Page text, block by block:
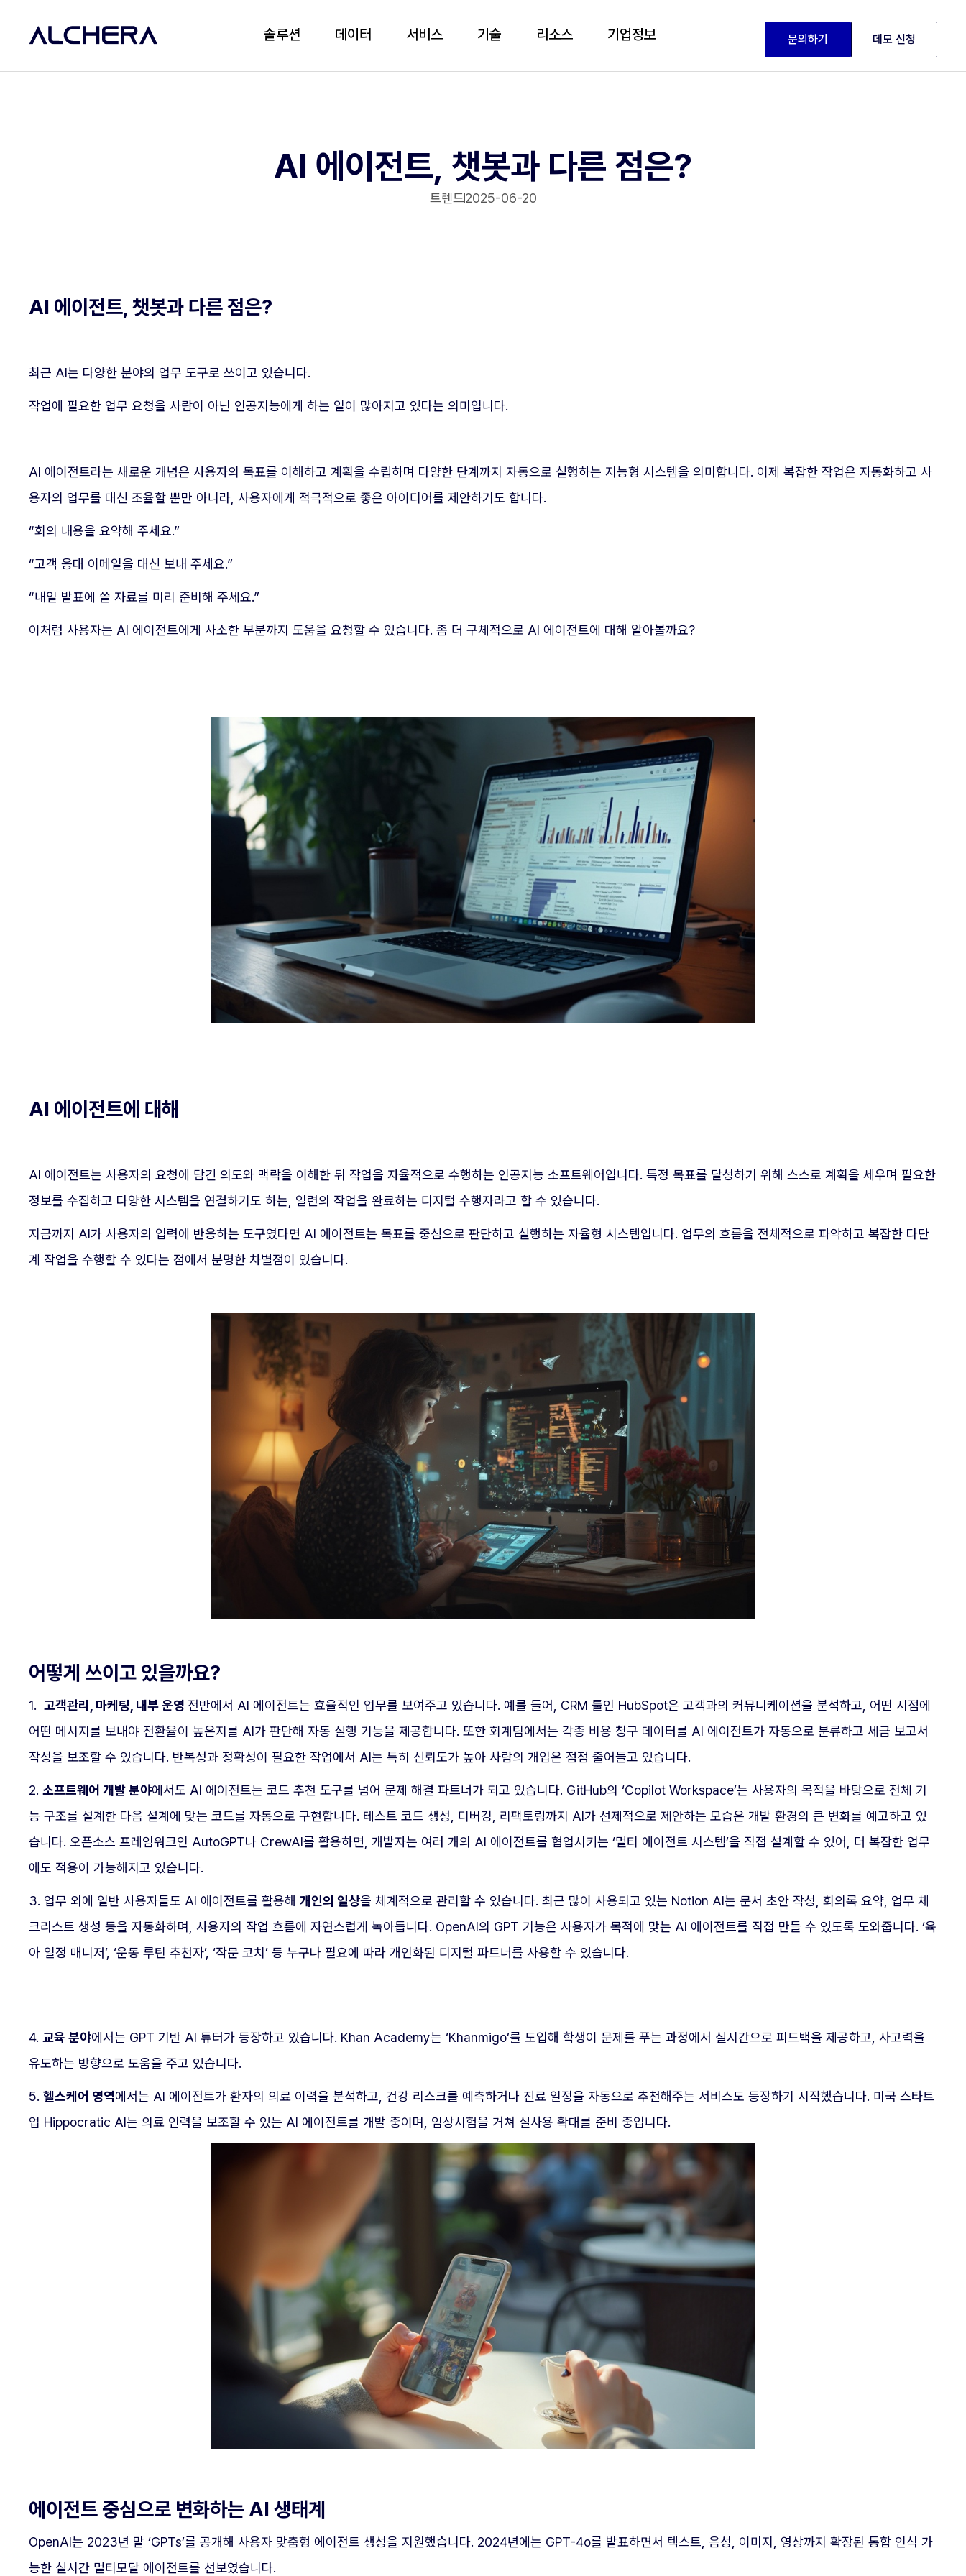
솔루션 데이터 서비스 기술 리소스 기업정보 문의하기 데모 신청
AI 에이전트, 챗봇과 다른 점은?
트렌드2025-06-20
AI 에이전트, 챗봇과 다른 점은?
최근 AI는 다양한 분야의 업무 도구로 쓰이고 있습니다.
작업에 필요한 업무 요청을 사람이 아닌 인공지능에게 하는 일이 많아지고 있다는 의미입니다.
AI 에이전트라는 새로운 개념은 사용자의 목표를 이해하고 계획을 수립하며 다양한 단계까지 자동으로 실행하는 지능형 시스템을 의미합니다. 이제 복잡한 작업은 자동화하고 사
용자의 업무를 대신 조율할 뿐만 아니라, 사용자에게 적극적으로 좋은 아이디어를 제안하기도 합니다.
“회의 내용을 요약해 주세요.”
“고객 응대 이메일을 대신 보내 주세요.”
“내일 발표에 쓸 자료를 미리 준비해 주세요.”
이처럼 사용자는 AI 에이전트에게 사소한 부분까지 도움을 요청할 수 있습니다. 좀 더 구체적으로 AI 에이전트에 대해 알아볼까요?
AI 에이전트에 대해
AI 에이전트는 사용자의 요청에 담긴 의도와 맥락을 이해한 뒤 작업을 자율적으로 수행하는 인공지능 소프트웨어입니다. 특정 목표를 달성하기 위해 스스로 계획을 세우며 필요한
정보를 수집하고 다양한 시스템을 연결하기도 하는, 일련의 작업을 완료하는 디지털 수행자라고 할 수 있습니다.
지금까지 AI가 사용자의 입력에 반응하는 도구였다면 AI 에이전트는 목표를 중심으로 판단하고 실행하는 자율형 시스템입니다. 업무의 흐름을 전체적으로 파악하고 복잡한 다단
계 작업을 수행할 수 있다는 점에서 분명한 차별점이 있습니다.
어떻게 쓰이고 있을까요?
1. 고객관리, 마케팅, 내부 운영 전반에서 AI 에이전트는 효율적인 업무를 보여주고 있습니다. 예를 들어, CRM 툴인 HubSpot은 고객과의 커뮤니케이션을 분석하고, 어떤 시점에
어떤 메시지를 보내야 전환율이 높은지를 AI가 판단해 자동 실행 기능을 제공합니다. 또한 회계팀에서는 각종 비용 청구 데이터를 AI 에이전트가 자동으로 분류하고 세금 보고서
작성을 보조할 수 있습니다. 반복성과 정확성이 필요한 작업에서 AI는 특히 신뢰도가 높아 사람의 개입은 점점 줄어들고 있습니다.
2. 소프트웨어 개발 분야에서도 AI 에이전트는 코드 추천 도구를 넘어 문제 해결 파트너가 되고 있습니다. GitHub의 ‘Copilot Workspace’는 사용자의 목적을 바탕으로 전체 기
능 구조를 설계한 다음 설계에 맞는 코드를 자동으로 구현합니다. 테스트 코드 생성, 디버깅, 리팩토링까지 AI가 선제적으로 제안하는 모습은 개발 환경의 큰 변화를 예고하고 있
습니다. 오픈소스 프레임워크인 AutoGPT나 CrewAI를 활용하면, 개발자는 여러 개의 AI 에이전트를 협업시키는 ‘멀티 에이전트 시스템’을 직접 설계할 수 있어, 더 복잡한 업무
에도 적용이 가능해지고 있습니다.
3. 업무 외에 일반 사용자들도 AI 에이전트를 활용해 개인의 일상을 체계적으로 관리할 수 있습니다. 최근 많이 사용되고 있는 Notion AI는 문서 초안 작성, 회의록 요약, 업무 체
크리스트 생성 등을 자동화하며, 사용자의 작업 흐름에 자연스럽게 녹아듭니다. OpenAI의 GPT 기능은 사용자가 목적에 맞는 AI 에이전트를 직접 만들 수 있도록 도와줍니다. ‘육
아 일정 매니저’, ‘운동 루틴 추천자’, ‘작문 코치’ 등 누구나 필요에 따라 개인화된 디지털 파트너를 사용할 수 있습니다.
4. 교육 분야에서는 GPT 기반 AI 튜터가 등장하고 있습니다. Khan Academy는 ‘Khanmigo’를 도입해 학생이 문제를 푸는 과정에서 실시간으로 피드백을 제공하고, 사고력을
유도하는 방향으로 도움을 주고 있습니다.
5. 헬스케어 영역에서는 AI 에이전트가 환자의 의료 이력을 분석하고, 건강 리스크를 예측하거나 진료 일정을 자동으로 추천해주는 서비스도 등장하기 시작했습니다. 미국 스타트
업 Hippocratic AI는 의료 인력을 보조할 수 있는 AI 에이전트를 개발 중이며, 임상시험을 거쳐 실사용 확대를 준비 중입니다.
에이전트 중심으로 변화하는 AI 생태계
OpenAI는 2023년 말 ‘GPTs’를 공개해 사용자 맞춤형 에이전트 생성을 지원했습니다. 2024년에는 GPT-4o를 발표하면서 텍스트, 음성, 이미지, 영상까지 확장된 통합 인식 가
능한 실시간 멀티모달 에이전트를 선보였습니다.